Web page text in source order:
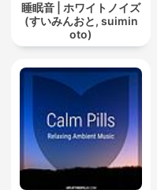
睡眠音 | ホワイトノイズ
(すいみんおと, suimin
oto)